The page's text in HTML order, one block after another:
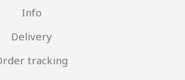
Info
Delivery
tracking